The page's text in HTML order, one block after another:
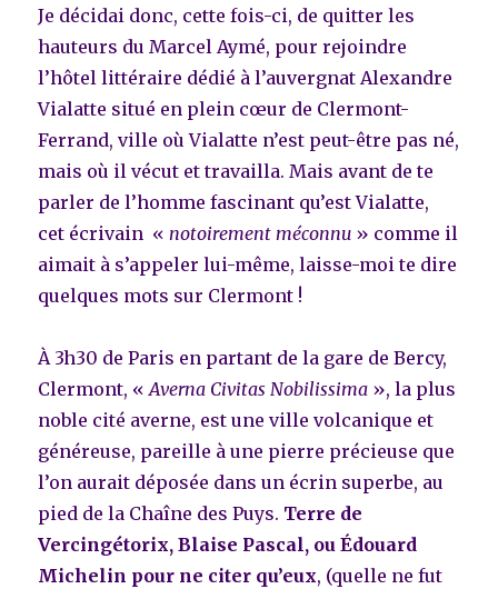
Je décidai donc, cette fois-ci, de quitter les
hauteurs du Marcel Aymé, pour rejoindre
l’hôtel littéraire dédié à l’auvergnat Alexandre
Vialatte situé en plein cœur de Clermont-
Ferrand, ville où Vialatte n’est peut-être pas né,
mais où il vécut et travailla. Mais avant de te
parler de l’homme fascinant qu’est Vialatte,
cet écrivain «notoirement méconnu » comme il
aimait à s’appeler lui-même, laisse-moi te dire
quelques mots sur Clermont !
À 3h30 de Paris en partant de la gare de Bercy,
Clermont, «Averna Civitas Nobilissima », la plus
noble cité averne, est une ville volcanique et
généreuse, pareille à une pierre précieuse que
l’on aurait déposée dans un écrin superbe, au
pied de la Chaîne des Puys. Terre de
Vercingétorix, Blaise Pascal, ou Édouard
Michelin pour ne citer qu’eux, (quelle ne fut